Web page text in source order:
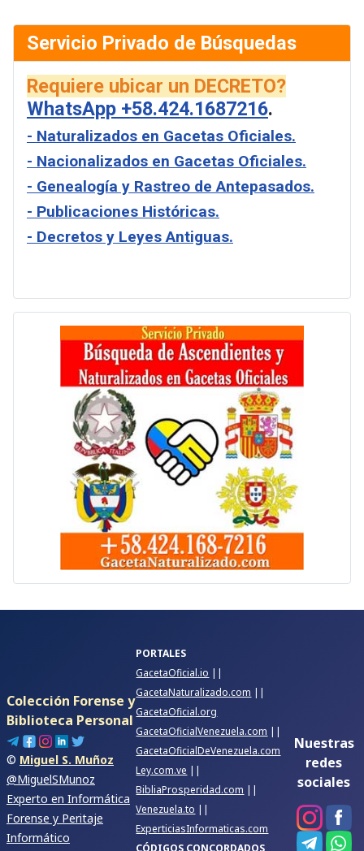
Servicio Privado de Búsquedas
Requiere ubicar un DECRETO?
WhatsApp +58.424.1687216.
- Naturalizados en Gacetas Oficiales.
- Nacionalizados en Gacetas Oficiales.
- Genealogía y Rastreo de Antepasados.
- Publicaciones Históricas.
- Decretos y Leyes Antiguas.
Colección Forense y
Biblioteca Personal
© Miguel S. Muñoz
@MiguelSMunoz
Experto en Informática
Forense y Peritaje
Informático
PORTALES
GacetaOficial.io ||
GacetaNaturalizado.com ||
GacetaOficial.org
GacetaOficialVenezuela.com ||
GacetaOficialDeVenezuela.com
Ley.com.ve ||
BibliaProsperidad.com ||
Venezuela.to ||
ExperticiasInformaticas.com
CÓDIGOS CONCORDADOS
Nuestras
redes
sociales